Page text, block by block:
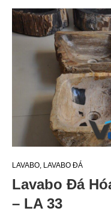
LAVABO, LAVABO ĐÁ
Lavabo Đá
– LA 33